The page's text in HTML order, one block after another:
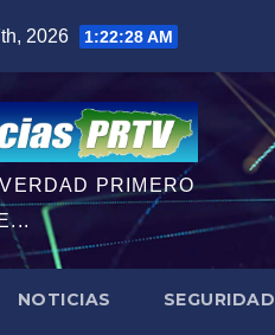
2026 1:22:29 AM
PRIMERO
NOTICIAS SEGURIDAD